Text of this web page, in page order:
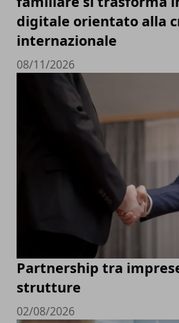
digitale orientato alla
internazionale
08/11/2026
Partnership tra
strutture
02/08/2026